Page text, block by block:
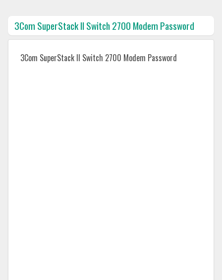
3Com SuperStack II Switch 2700 Modem Password
3Com SuperStack II Switch 2700 Modem Password